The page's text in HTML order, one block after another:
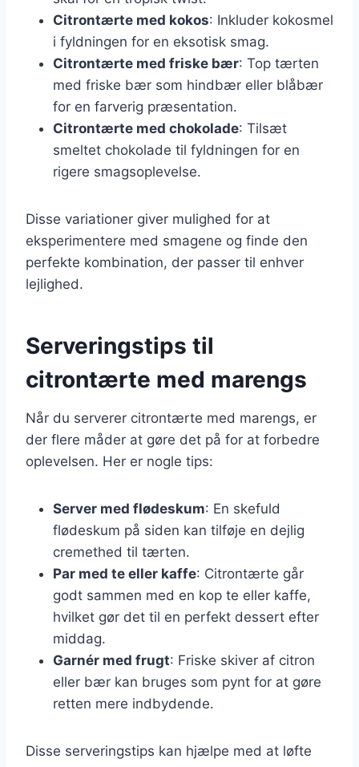
Citrontærte med kokos: Inkluder kokosmel
i fyldningen for en eksotisk smag.
Citrontærte med friske bær: Top tærten
med friske bær som hindbær eller blåbær
for en farverig præsentation.
Citrontærte med chokolade: Tilsæt
smeltet chokolade til fyldningen for en
rigere smagsoplevelse.
Disse variationer giver mulighed for at
eksperimentere med smagene og finde den
perfekte kombination, der passer til enhver
lejlighed.
Serveringstips til
citrontærte med marengs
Når du serverer citrontærte med marengs, er
der flere måder at gøre det på for at forbedre
oplevelsen. Her er nogle tips:
Server med flødeskum: En skefuld
flødeskum på siden kan tilføje en dejlig
cremethed til tærten.
Par med te eller kaffe: Citrontærte går
godt sammen med en kop te eller kaffe,
hvilket gør det til en perfekt dessert efter
middag.
Garnér med frugt: Friske skiver af citron
eller bær kan bruges som pynt for at gøre
retten mere indbydende.
Disse serveringstips kan hjælpe med at løfte